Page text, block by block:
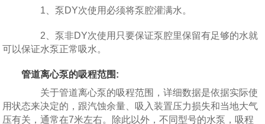
1、泵DY次使用必须将泵腔灌满水。
2、泵非DY次使用只要保证泵腔里保留有足够的水就
可以保证水泵正常吸水。
管道离心泵的吸程范围:
关于管道离心泵的吸程范围，详细数据是依据实际使
用状态来决定的，跟汽蚀余量、吸入装置压力损失和当地大气
压有关，通常在7米左右。除此以外，不同型号的水泵，吸程